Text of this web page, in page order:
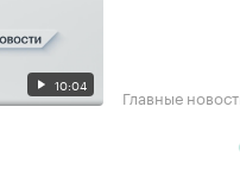
10:04 Главные